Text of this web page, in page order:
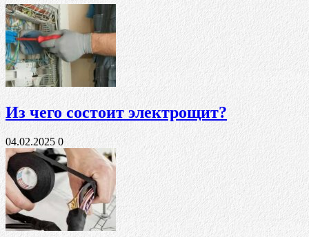
Из чего состоит электрощит?
04.02.2025 0